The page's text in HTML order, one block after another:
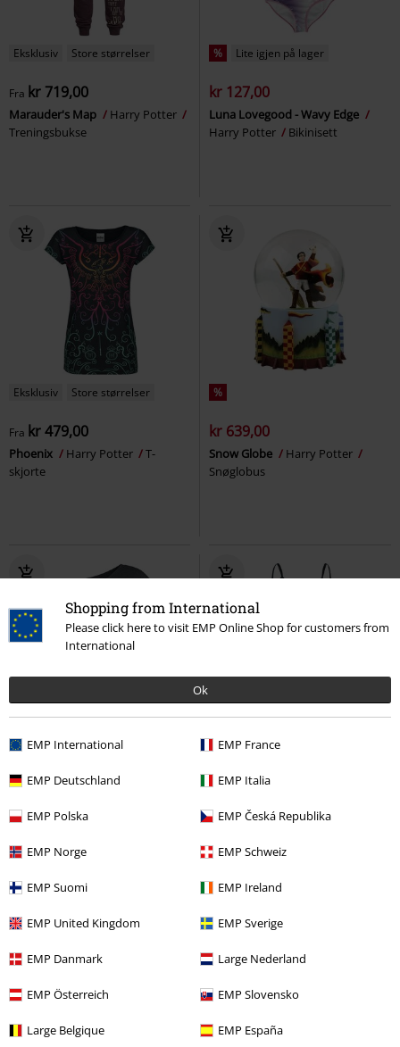
Shopping from International
Please click here to visit EMP Online Shop for customers from
International
Ok
EMP International EMP France
EMP Deutschland EMP Italia
EMP Polska EMP Česká Republika
EMP Norge EMP Schweiz
EMP Suomi EMP Ireland
EMP United Kingdom EMP Sverige
EMP Danmark Large Nederland
EMP Österreich EMP Slovensko
Large Belgique EMP España
Eksklusiv Store størrelser
Fra kr 719,00
Marauder's Map
Harry Potter
Treningsbukse
% Lite igjen på lager
kr 127,00
Luna Lovegood - Wavy Edge
Harry Potter
Bikinisett
Eksklusiv Store størrelser
Fra kr 479,00
Phoenix Harry Potter
T-
skjorte
%
kr 639,00
Snow Globe
Harry Potter
Snøglobus
KPI Frakr 399,00
Fra
Leviosa
kr 447,00
Forbidden Forest Vibes
Potter
Badedrakt